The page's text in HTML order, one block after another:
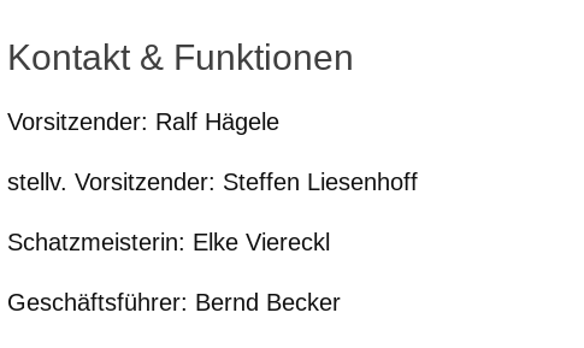
Kontakt & Funktionen
Vorsitzender: Ralf Hägele
stellv. Vorsitzender: Steffen Liesenhoff
Schatzmeisterin: Elke Viereckl
Geschäftsführer: Bernd Becker